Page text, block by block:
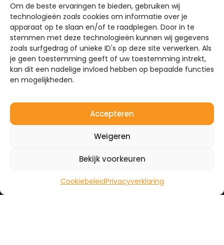
Om de beste ervaringen te bieden, gebruiken wij
technologieën zoals cookies om informatie over je
apparaat op te slaan en/of te raadplegen. Door in te
stemmen met deze technologieën kunnen wij gegevens
zoals surfgedrag of unieke ID's op deze site verwerken. Als
je geen toestemming geeft of uw toestemming intrekt,
kan dit een nadelige invloed hebben op bepaalde functies
en mogelijkheden.
Accepteren
Weigeren
Bekijk voorkeuren
CookiebeleidPrivacyverklaring